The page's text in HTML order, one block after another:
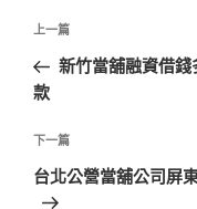
文
導
覽
上
一
篇
章
上一篇
新竹當舖融資借
款
下
一
篇
下一篇
台北公營當舖公司屏